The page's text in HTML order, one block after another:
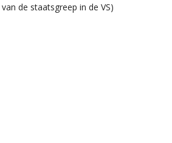
de staatsgreep in de VS)